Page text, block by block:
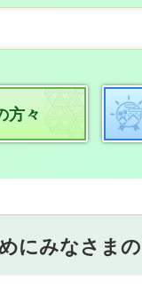
方々
にみなさま